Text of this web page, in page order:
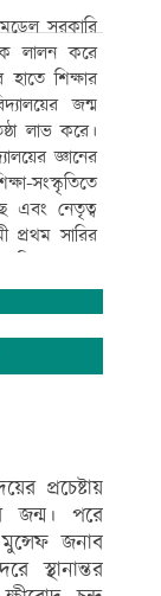
সরকারি
লালন করে
শিক্ষার
জন্ম
লাভ করে।
জ্ঞানের
সংস্কৃতিতে
এবং নেতৃত্ব
প্রথম সারির
শুধু
অর্জনে
শিক্ষা,
থাকে।
ও পদ্ধতিগত
এরই
শেখ
মানসম্মত
ঐকান্তিক
প্রচেষ্টায়
জন্ম। পরে
জনাব
স্থানান্তর